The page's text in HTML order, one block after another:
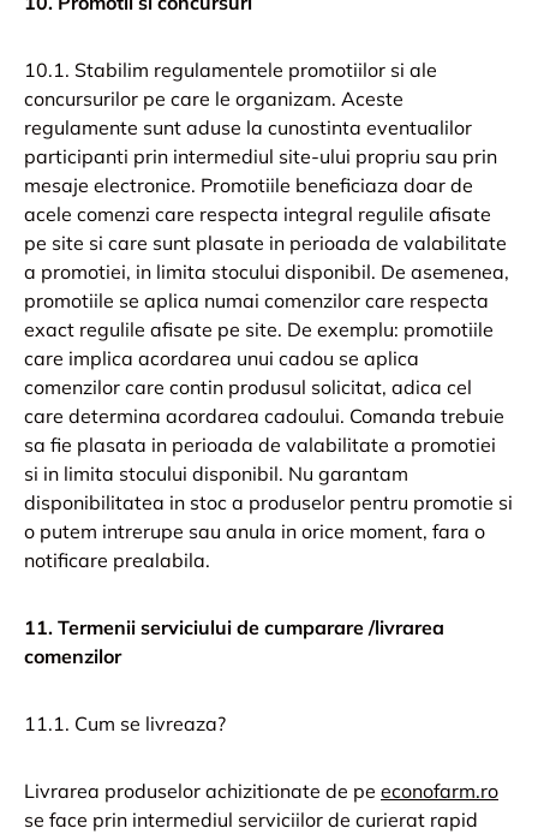
10.1. Stabilim regulamentele promotiilor si ale
concursurilor pe care le organizam. Aceste
regulamente sunt aduse la cunostinta eventualilor
participanti prin intermediul site-ului propriu sau prin
mesaje electronice. Promotiile beneficiaza doar de
acele comenzi care respecta integral regulile afisate
pe site si care sunt plasate in perioada de valabilitate
a promotiei, in limita stocului disponibil. De asemenea,
promotiile se aplica numai comenzilor care respecta
exact regulile afisate pe site. De exemplu: promotiile
care implica acordarea unui cadou se aplica
comenzilor care contin produsul solicitat, adica cel
care determina acordarea cadoului. Comanda trebuie
sa fie plasata in perioada de valabilitate a promotiei
si in limita stocului disponibil. Nu garantam
disponibilitatea in stoc a produselor pentru promotie si
o putem intrerupe sau anula in orice moment, fara o
notificare prealabila.
11. Termenii serviciului de cumparare /livrarea
comenzilor
11.1. Cum se livreaza?
Livrarea produselor achizitionate de pe econofarm.ro
se face prin intermediul serviciilor de curierat rapid